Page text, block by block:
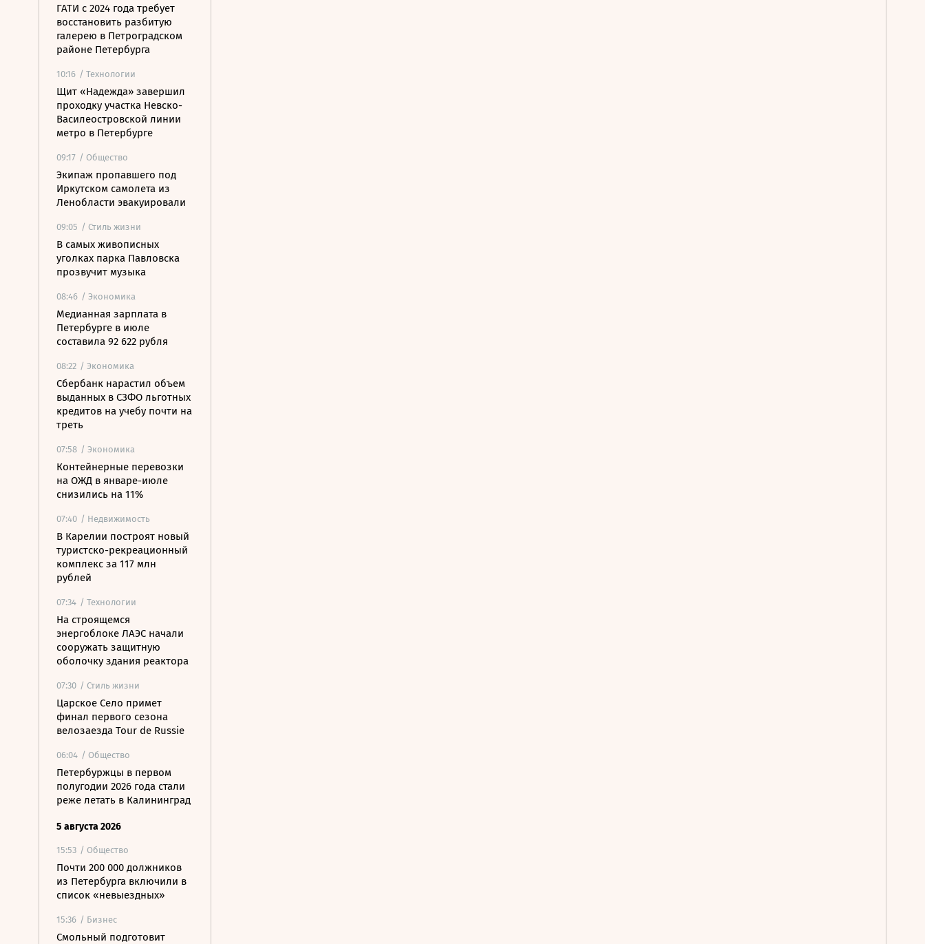
ГАТИ с 2024 года требует
восстановить разбитую
галерею в Петроградском
районе Петербурга
10:16 / Технологии
Щит «Надежда» завершил
проходку участка Невско-
Василеостровской линии
метро в Петербурге
09:17 / Общество
Экипаж пропавшего под
Иркутском самолета из
Ленобласти эвакуировали
09:05 / Стиль жизни
В самых живописных
уголках парка Павловска
прозвучит музыка
08:46 / Экономика
Медианная зарплата в
Петербурге в июле
составила 92 622 рубля
08:22 / Экономика
Сбербанк нарастил объем
выданных в СЗФО льготных
кредитов на учебу почти на
треть
07:58 / Экономика
Контейнерные перевозки
на ОЖД в январе-июле
снизились на 11%
07:40 / Недвижимость
В Карелии построят новый
туристско-рекреационный
комплекс за 117 млн
рублей
07:34 / Технологии
На строящемся
энергоблоке ЛАЭС начали
сооружать защитную
оболочку здания реактора
07:30 / Стиль жизни
Царское Село примет
финал первого сезона
велозаезда Tour de Russie
06:04 / Общество
Петербуржцы в первом
полугодии 2026 года стали
реже летать в Калининград
5 августа 2026
15:53 / Общество
Почти 200 000 должников
из Петербурга включили в
список «невыездных»
15:36 / Бизнес
Смольный подготовит